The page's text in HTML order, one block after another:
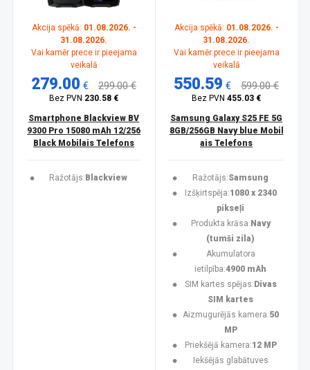
Akcija spēkā: 01.08.2026. -
31.08.2026.
Vai kamēr prece ir pieejama
veikalā
279.00 € 299.00 €
Bez PVN 230.58 €
Smartphone Blackview BV
9300 Pro 15080 mAh 12/256
Black Mobilais Telefons
Ražotājs: Blackview
Akcija spēkā: 01.08.2026. -
31.08.2026.
Vai kamēr prece ir pieejama
veikalā
550.59 € 599.00 €
Bez PVN455.03 €
Samsung Galaxy S25 FE 5G
8GB/256GB Navy blue Mobil
ais Telefons
Ražotājs:Samsung
Izšķirtspēja:1080 x 2340
pikseļi
Produkta krāsa: Navy
(tumši zila)
Akumulatora
ietilpība:4900 mAh
SIM kartes spējas: Divas
SIM kartes
Aizmugurējās kamera:50
MP
Priekšējā kamera:12 MP
Iekšējās glabātuves